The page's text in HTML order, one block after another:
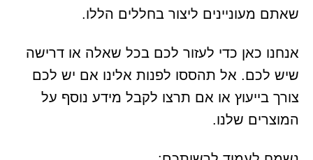
שאתם מעוניינים ליצור בחללים הללו.
אנחנו כאן כדי לעזור לכם בכל שאלה או דרישה
שיש לכם. אל תהססו לפנות אלינו אם יש לכם
צורך בייעוץ או אם תרצו לקבל מידע נוסף על
המוצרים שלנו.